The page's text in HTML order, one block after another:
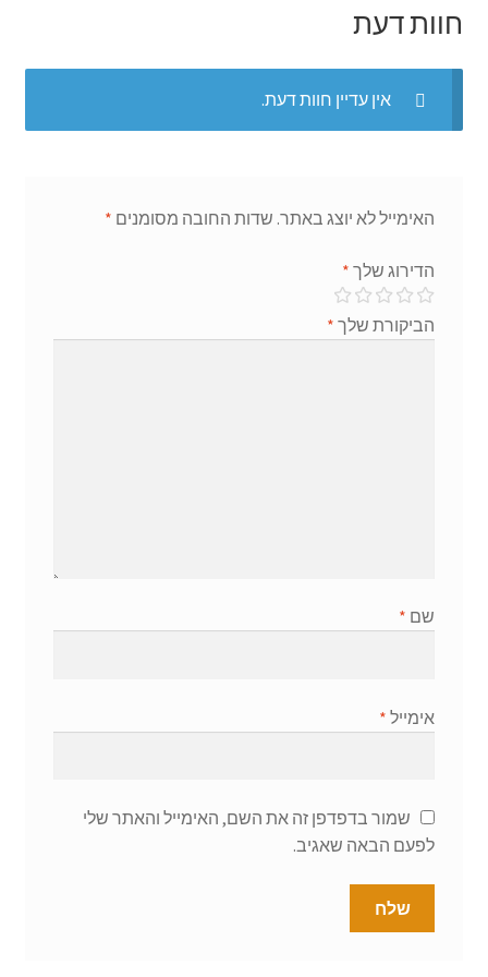
חוות דעת
אין עדיין חוות דעת.
האימייל לא יוצג באתר. שדות החובה מסומנים *
הדירוג שלך *
הביקורת שלך *
שם *
אימייל *
שמור בדפדפן זה את השם, האימייל והאתר שלי
לפעם הבאה שאגיב.